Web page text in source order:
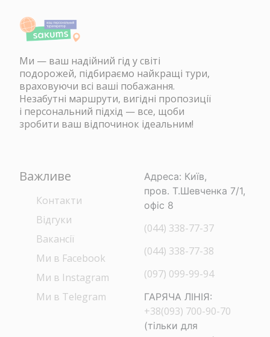
Ми — ваш надійний гід у світі
подорожей, підбираємо найкращі тури,
враховуючи всі ваші побажання.
Незабутні маршрути, вигідні пропозиції
і персональний підхід — все, щоби
зробити ваш відпочинок ідеальним!
Важливе
Контакти
Відгуки
Вакансії
Ми в Facebook
Ми в Instagram
Ми в Telegram
Адреса: Київ,
пров. Т.Шевченка 7/1,
офіс 8
(044) 338-77-37
(044) 338-77-38
(097) 099-99-94
ГАРЯЧА ЛІНІЯ:
+38(093) 700-90-70
(тільки для